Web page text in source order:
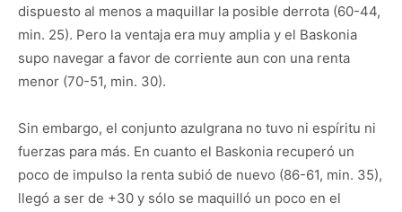
dispuesto al menos a maquillar la posible derrota (60-44,
min. 25). Pero la ventaja era muy amplia y el Baskonia
supo navegar a favor de corriente aun con una renta
menor (70-51, min. 30).
Sin embargo, el conjunto azulgrana no tuvo ni espíritu ni
fuerzas para más. En cuanto el Baskonia recuperó un
poco de impulso la renta subió de nuevo (86-61, min. 35),
llegó a ser de +30 y sólo se maquilló un poco en el